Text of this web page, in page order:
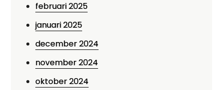
februari 2025
januari 2025
december 2024
november 2024
oktober 2024